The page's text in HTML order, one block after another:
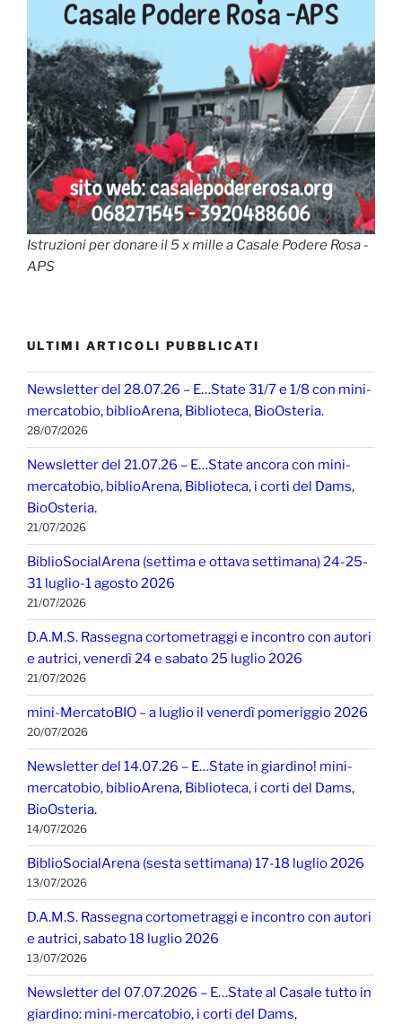
Istruzioni per donare il 5 x mille a Casale Podere Rosa -
APS
ULTIMI ARTICOLI PUBBLICATI
Newsletter del 28.07.26 – E…State 31/7 e 1/8 con mini-
mercatobio, biblioArena, Biblioteca, BioOsteria.
28/07/2026
Newsletter del 21.07.26 – E…State ancora con mini-
mercatobio, biblioArena, Biblioteca, i corti del Dams,
BioOsteria.
21/07/2026
BiblioSocialArena (settima e ottava settimana) 24-25-
31 luglio-1 agosto 2026
21/07/2026
D.A.M.S. Rassegna cortometraggi e incontro con autori
e autrici, venerdì 24 e sabato 25 luglio 2026
21/07/2026
mini-MercatoBIO – a luglio il venerdì pomeriggio 2026
20/07/2026
Newsletter del 14.07.26 – E…State in giardino! mini-
mercatobio, biblioArena, Biblioteca, i corti del Dams,
BioOsteria.
14/07/2026
BiblioSocialArena (sesta settimana) 17-18 luglio 2026
13/07/2026
D.A.M.S. Rassegna cortometraggi e incontro con autori
e autrici, sabato 18 luglio 2026
13/07/2026
Newsletter del 07.07.2026 – E…State al Casale tutto in
giardino: mini-mercatobio, i corti del Dams,